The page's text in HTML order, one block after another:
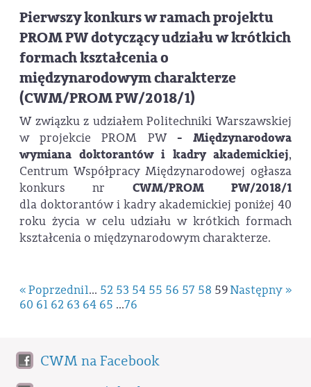
Pierwszy konkurs w ramach projektu
PROM PW dotyczący udziału w krótkich
formach kształcenia o
międzynarodowym charakterze
(CWM/PROM PW/2018/1)
W związku z udziałem Politechniki Warszawskiej
w projekcie PROM PW - Międzynarodowa
wymiana doktorantów i kadry akademickiej,
Centrum Współpracy Międzynarodowej ogłasza
konkurs nr CWM/PROM PW/2018/1
dla doktorantów i kadry akademickiej poniżej 40
roku życia w celu udziału w krótkich formach
kształcenia o międzynarodowym charakterze.
« Poprzedni Następny »
1... 52 53 54 55 56 57 58 59
60 61 62 63 64 65 ...76
CWM na Facebook